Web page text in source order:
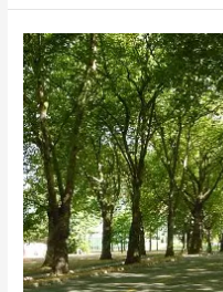
Proyecto
de
planeación
arbórea
y
jardín
botánico
de
la
Orinoquia,
avanza